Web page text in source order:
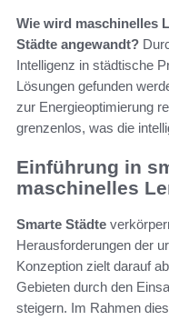
Wie wird maschinelles
Städte angewandt?
Intelligenz in städtische
Lösungen gefunden
zur Energieoptimierung
grenzenlos, was die
Einführung in
maschinelles
Smarte Städte
Herausforderungen der
Konzeption zielt darauf
Gebieten durch den
steigern. Im Rahmen